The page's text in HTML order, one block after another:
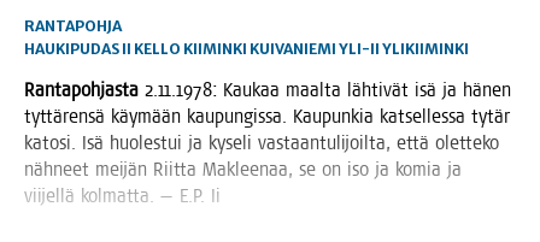
RANTAPOHJA
HAUKIPUDAS II KELLO KIIMINKI KUIVANIEMI YLI-II YLIKIIMINKI
Ran­ta­poh­jas­ta 2.11.1978: Kau­kaa maal­ta läh­ti­vät isä ja hänen
tyt­tä­ren­sä käy­mään kau­pun­gis­sa. Kau­pun­kia kat­sel­les­sa tytär
kato­si. Isä huo­les­tui ja kyse­li vas­taan­tu­li­joil­ta, että olet­te­ko
näh­neet mei­jän Riit­ta Maklee­naa, se on iso ja komia ja
vii­jel­lä kol­mat­ta. — E.P. Ii